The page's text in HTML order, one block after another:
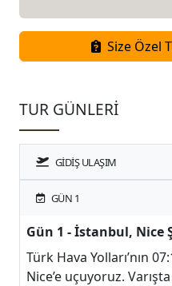
Size Özel
TUR GÜNLERI
GIDIŞ ULAŞIM
GÜN 1
Gün 1 - İstanbul, Nice
Türk Hava Yolları’nın
Nice’e uçuyoruz.